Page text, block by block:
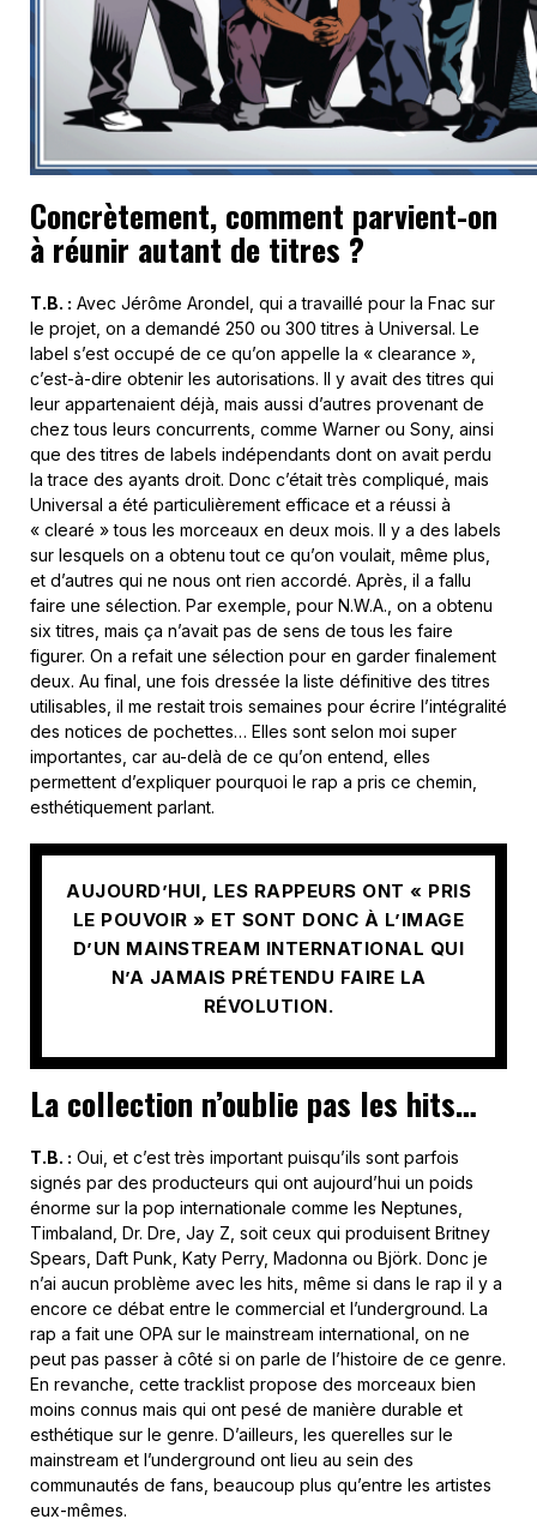
Concrètement, comment parvient-on
à réunir autant de titres ?
T.B. : Avec Jérôme Arondel, qui a travaillé pour la Fnac sur
le projet, on a demandé 250 ou 300 titres à Universal. Le
label s’est occupé de ce qu’on appelle la « clearance »,
c’est-à-dire obtenir les autorisations. Il y avait des titres qui
leur appartenaient déjà, mais aussi d’autres provenant de
chez tous leurs concurrents, comme Warner ou Sony, ainsi
que des titres de labels indépendants dont on avait perdu
la trace des ayants droit. Donc c’était très compliqué, mais
Universal a été particulièrement efficace et a réussi à
« clearé » tous les morceaux en deux mois. Il y a des labels
sur lesquels on a obtenu tout ce qu’on voulait, même plus,
et d’autres qui ne nous ont rien accordé. Après, il a fallu
faire une sélection. Par exemple, pour N.W.A., on a obtenu
six titres, mais ça n’avait pas de sens de tous les faire
figurer. On a refait une sélection pour en garder finalement
deux. Au final, une fois dressée la liste définitive des titres
utilisables, il me restait trois semaines pour écrire l’intégralité
des notices de pochettes… Elles sont selon moi super
importantes, car au-delà de ce qu’on entend, elles
permettent d’expliquer pourquoi le rap a pris ce chemin,
esthétiquement parlant.
AUJOURD’HUI, LES RAPPEURS ONT « PRIS
LE POUVOIR » ET SONT DONC À L’IMAGE
D’UN MAINSTREAM INTERNATIONAL QUI
N’A JAMAIS PRÉTENDU FAIRE LA
RÉVOLUTION.
La collection n’oublie pas les hits…
T.B. : Oui, et c’est très important puisqu’ils sont parfois
signés par des producteurs qui ont aujourd’hui un poids
énorme sur la pop internationale comme les Neptunes,
Timbaland, Dr. Dre, Jay Z, soit ceux qui produisent Britney
Spears, Daft Punk, Katy Perry, Madonna ou Björk. Donc je
n’ai aucun problème avec les hits, même si dans le rap il y a
encore ce débat entre le commercial et l’underground. La
rap a fait une OPA sur le mainstream international, on ne
peut pas passer à côté si on parle de l’histoire de ce genre.
En revanche, cette tracklist propose des morceaux bien
moins connus mais qui ont pesé de manière durable et
esthétique sur le genre. D’ailleurs, les querelles sur le
mainstream et l’underground ont lieu au sein des
communautés de fans, beaucoup plus qu’entre les artistes
eux-mêmes.